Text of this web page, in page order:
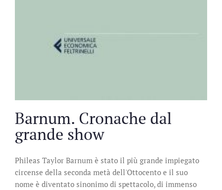
Barnum. Cronache dal
grande show
Phileas Taylor Barnum è stato il più grande impiegato
circense della seconda metà dell'Ottocento e il suo
nome è diventato sinonimo di spettacolo, di immenso